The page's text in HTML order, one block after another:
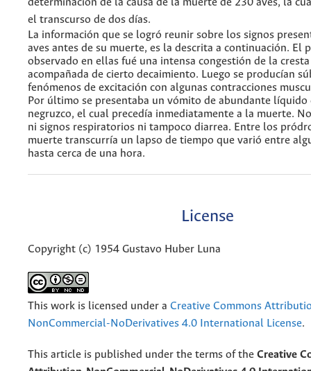
el transcurso de dos días.
La información que se logró reunir sobre los signos
aves antes de su muerte, es la descrita a continuación. El
observado en ellas fué una intensa congestión de la
acompañada de cierto decaimiento. Luego se producían
fenómenos de excitación con algunas contracciones
Por último se presentaba un vómito de abundante líquido
negruzco, el cual precedía inmediatamente a la muerte.
ni signos respiratorios ni tampoco diarrea. Entre los
muerte transcurría un lapso de tiempo que varió entre
hasta cerca de una hora.
License
Copyright (c) 1954 Gustavo Huber Luna
This work is licensed under a Creative Commons
NonCommercial-NoDerivatives 4.0 International License.
This article is published under the terms of the Creative